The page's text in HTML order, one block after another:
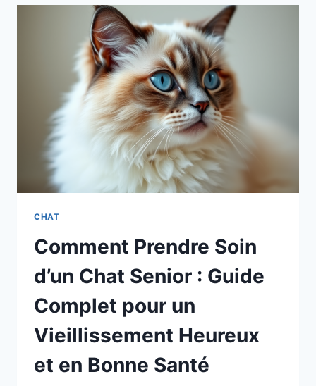
ACCESSOIRES
POUR
LA
SIESTE
DE
VOTRE
SACRÉ
DE
BIRMANIE
UN
CHAT
CHAT
Comment Prendre Soin
d’un Chat Senior : Guide
Complet pour un
Vieillissement Heureux
et en Bonne Santé